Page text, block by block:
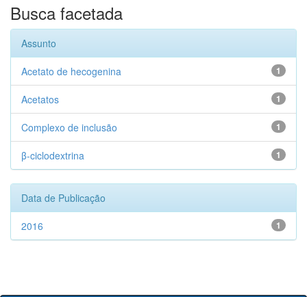
Busca facetada
Assunto
1
Acetato de hecogenina
1
Acetatos
1
Complexo de inclusão
1
β-ciclodextrina
Data de Publicação
1
2016